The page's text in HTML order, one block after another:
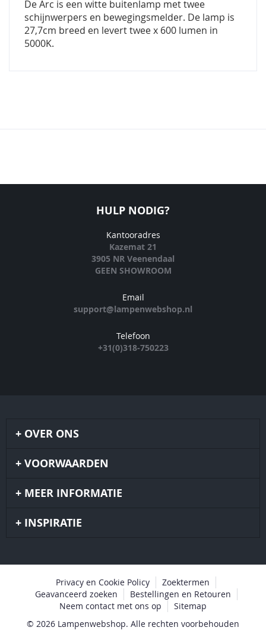
De Arc is een witte buitenlamp met twee
schijnwerpers en bewegingsmelder. De lamp is
27,7cm breed en levert twee x 600 lumen in
5000K.
HULP NODIG?
Kantooradres
Kazemat 21
3905 NR Veenendaal
GEEN SHOWROOM
Email
support@lampenwebshop.nl
Telefoon
+31(0)318-750223
OVER ONS
VOORWAARDEN
MEER INFORMATIE
INSPIRATIE
Privacy en Cookie Policy
Zoektermen
Geavanceerd zoeken
Bestellingen en Retouren
Neem contact met ons op
Sitemap
© 2026 Lampenwebshop. Alle rechten voorbehouden